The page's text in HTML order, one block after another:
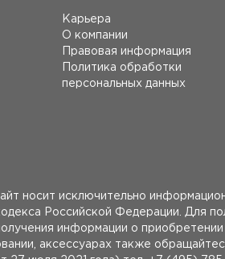
Карьера
О компании
Правовая информация
Политика обработки
персональных данных
носит исключительно
Российской Федерации. Для
информации о приобретении
аксессуарах также